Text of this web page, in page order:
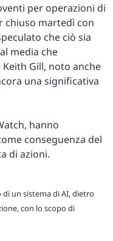
per operazioni di
chiuso martedì con
che ciò sia
media che
Gill, noto anche
una significativa
hanno
conseguenza del
di azioni.
un sistema di AI, dietro
con lo scopo di